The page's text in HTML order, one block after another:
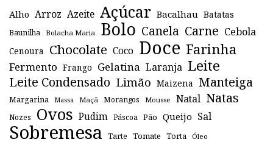
Alho Arroz Azeite Açúcar Bacalhau Batatas
Baunilha Bolacha Maria Bolo Canela Carne Cebola
Cenoura Chocolate Coco Doce Farinha
Fermento Frango Gelatina Laranja Leite
Leite Condensado Limão Maizena Manteiga
Margarina Massa Maçã Morangos Mousse Natal Natas
Nozes Ovos Pudim Páscoa Pão Queijo Sal
Sobremesa Tarte Tomate Torta Óleo